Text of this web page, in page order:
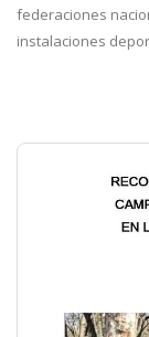
federaciones
instalaciones